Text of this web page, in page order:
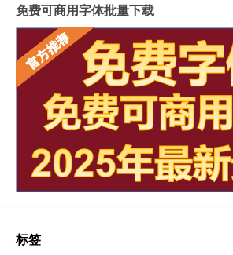
免费可商用字体批量下载
标签